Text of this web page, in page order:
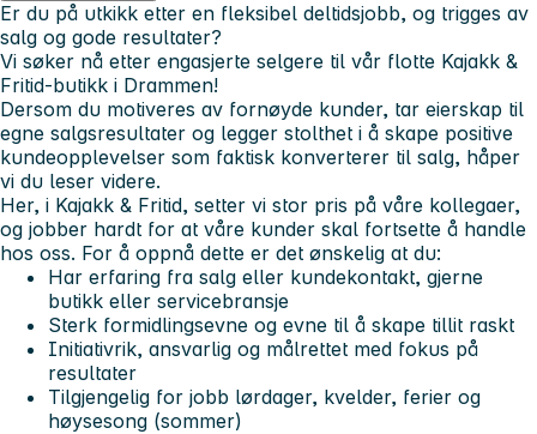
Er du på utkikk etter en fleksibel deltidsjobb, og trigges av
salg og gode resultater?
Vi søker nå etter engasjerte selgere til vår flotte Kajakk &
Fritid-butikk i Drammen!
Dersom du motiveres av fornøyde kunder, tar eierskap til
egne salgsresultater og legger stolthet i å skape positive
kundeopplevelser som faktisk konverterer til salg, håper
vi du leser videre.
Her, i Kajakk & Fritid, setter vi stor pris på våre kollegaer,
og jobber hardt for at våre kunder skal fortsette å handle
hos oss. For å oppnå dette er det ønskelig at du:
Har erfaring fra salg eller kundekontakt, gjerne
butikk eller servicebransje
Sterk formidlingsevne og evne til å skape tillit raskt
Initiativrik, ansvarlig og målrettet med fokus på
resultater
Tilgjengelig for jobb lørdager, kvelder, ferier og
høysesong (sommer)